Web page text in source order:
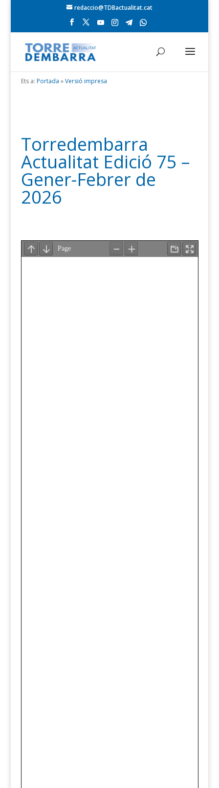
redaccio@TDBactualitat.cat
Ets a: Portada »Versió impresa
Torredembarra
Actualitat Edició 75 –
Gener-Febrer de
2026